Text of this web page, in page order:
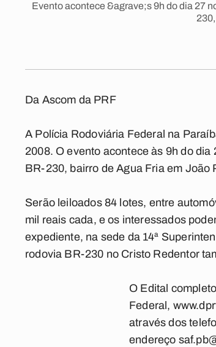
Evento acontece &agrave;s 9h do dia 27
Da Ascom da PRF
A Polícia Rodoviária Federal na
2008. O evento acontece às 9h do
BR-230, bairro de Agua Fria em João
Serão leiloados 84 lotes, entre
mil reais cada, e os interessados
expediente, na sede da 14ª
rodovia BR-230 no Cristo Redentor
O Edital
Federal,
através dos
endereço